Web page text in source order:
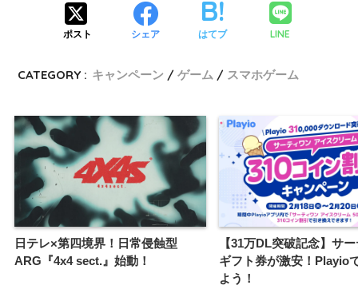
ポスト シェア はてブ LINE
CATEGORY : キャンペーン ゲーム スマホゲーム
日テレ×第四境界！日常侵蝕型
ARG『4x4 sect.』始動！
【31万DL突破記念】サ
ギフト券が激安！Playio
よう！